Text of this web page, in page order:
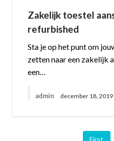
Zakelijk toestel
refurbished
Sta je op het punt om
zetten naar een zakelijk
een…
admin december 18, 2019